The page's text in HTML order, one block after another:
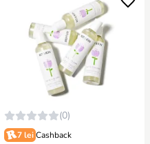
(0)
7 lei Cashback